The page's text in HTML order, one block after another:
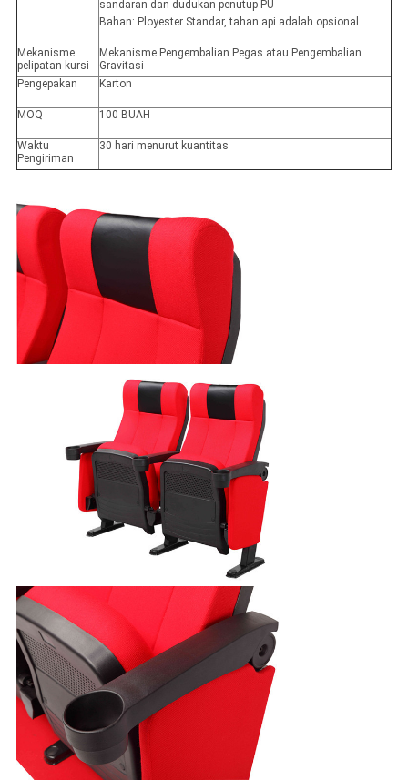
sandaran dan dudukan penutup PU
Bahan: Ployester Standar, tahan api adalah opsional
Mekanisme
pelipatan kursi
Mekanisme Pengembalian Pegas atau Pengembalian
Gravitasi
Pengepakan
Karton
MOQ 100 BUAH
Waktu
Pengiriman
30 hari menurut kuantitas